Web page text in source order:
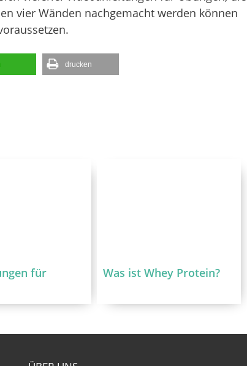
vier Wänden nachgemacht werden können
drucken
für
Was ist Whey Protein?